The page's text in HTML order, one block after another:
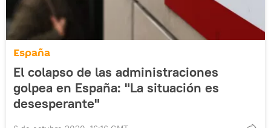
España
El colapso de las administraciones
golpea en España: "La situación es
desesperante"